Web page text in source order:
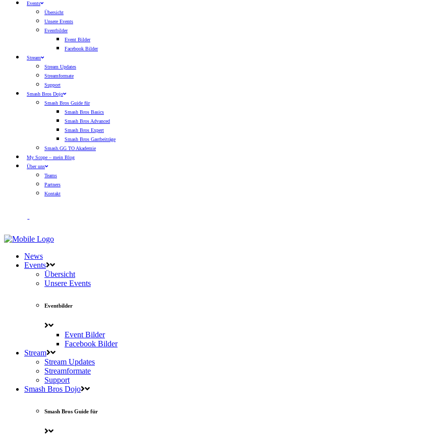
Events
Übersicht
Unsere Events
Eventbilder
Event Bilder
Facebook Bilder
Stream
Stream Updates
Streamformate
Support
Smash Bros Dojo
Smash Bros Guide für
Smash Bros Basics
Smash Bros Advanced
Smash Bros Expert
Smash Bros Gastbeiträge
Smash.GG TO Akademie
My Scope – mein Blog
Über uns
Teams
Partners
Kontakt
News
Events
Übersicht
Unsere Events
Eventbilder
Event Bilder
Facebook Bilder
Stream
Stream Updates
Streamformate
Support
Smash Bros Dojo
Smash Bros Guide für